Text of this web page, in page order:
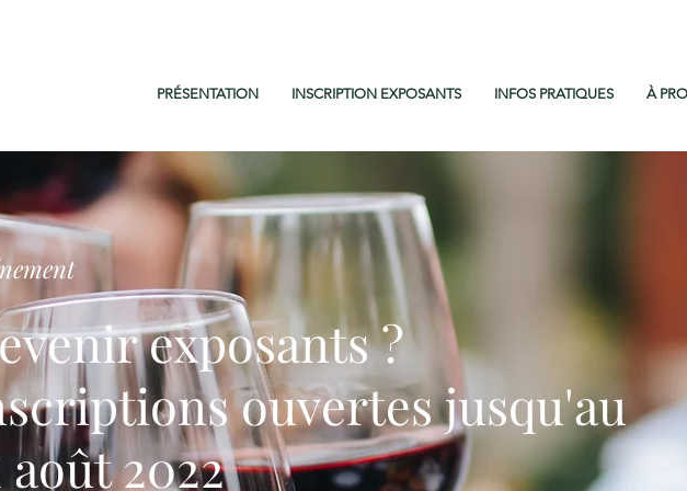
PRÉSENTATION INSCRIPTION EXPOSANTS INFOS PRATIQUES À
exposants ?
ouvertes jusqu'au
août 2022